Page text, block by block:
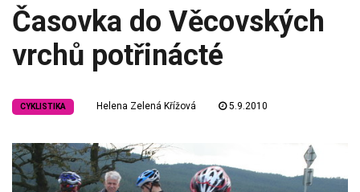
Časovka do Věcovských
vrchů potřinácté
CYKLISTIKA Helena Zelená Křížová 5.9.2010